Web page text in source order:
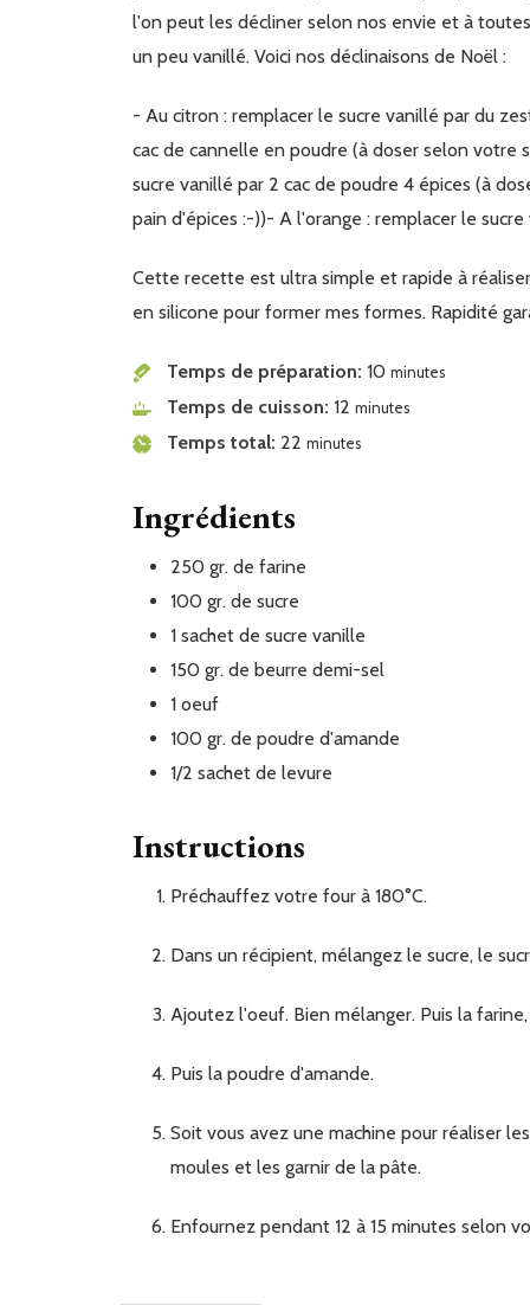
l'on peut les décliner selon nos envie et à
un peu vanillé. Voici nos déclinaisons de Noël :
- Au citron : remplacer le sucre vanillé par du zeste d'un citron- A la cannelle : remplacer le sucre vanillé par 2
cac de cannelle en poudre (à doser selon votre
sucre vanillé par 2 cac de poudre 4 épices (à
pain d'épices :-))- A l'orange : remplacer le
Cette recette est ultra simple et rapide à réaliser. Pas de mise au frais de la pâte et j'utilise des petits moules
en silicone pour former mes formes. Rapidité
Temps de préparation 10 minutes
Temps de cuisson 12 minutes
Temps total 22 minutes
Ingrédients
250 gr. de farine
100 gr. de sucre
1 sachet de sucre vanille
150 gr. de beurre demi-sel
1 oeuf
100 gr. de poudre d'amande
1/2 sachet de levure
Instructions
Préchauffez votre four à 180°C.
Dans un récipient, mélangez le sucre, le
Ajoutez l'oeuf. Bien mélanger. Puis la
Puis la poudre d'amande.
Soit vous avez une machine pour réaliser les Spritz traditionnels, soit, vous pouvez prendre des petits
moules et les garnir de la pâte.
Enfournez pendant 12 à 15 minutes selon